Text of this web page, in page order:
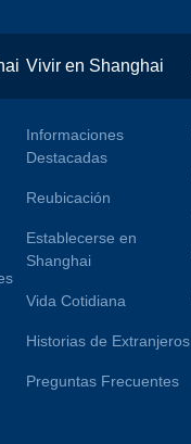
Vivir en Shanghai
Informaciones
Destacadas
Reubicación
Establecerse en
Shanghai
Vida Cotidiana
Historias de Extranjeros
Preguntas Frecuentes